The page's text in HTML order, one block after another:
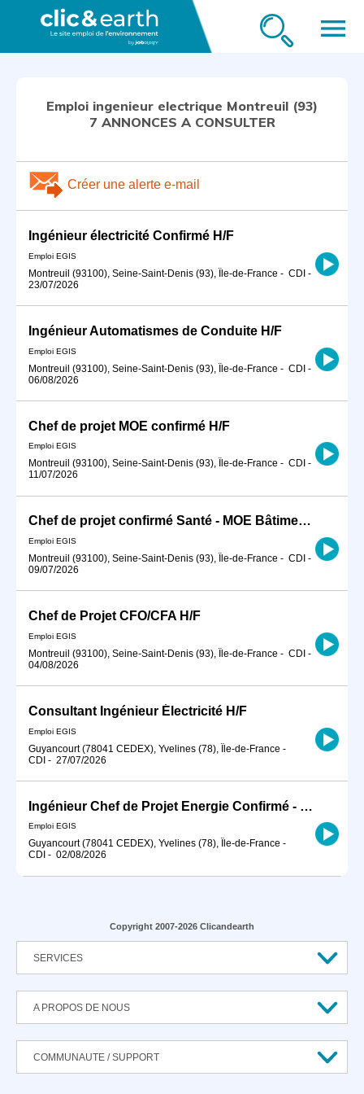
menu
Emploi ingenieur electrique Montreuil (93)
7 ANNONCES A CONSULTER
Créer une alerte e-mail
Ingénieur électricité Confirmé H/F
Emploi EGIS
Montreuil (93100), Seine-Saint-Denis (93), Île-de-France - CDI -
23/07/2026
Ingénieur Automatismes de Conduite H/F
Emploi EGIS
Montreuil (93100), Seine-Saint-Denis (93), Île-de-France - CDI -
06/08/2026
Chef de projet MOE confirmé H/F
Emploi EGIS
Montreuil (93100), Seine-Saint-Denis (93), Île-de-France - CDI -
11/07/2026
Chef de projet confirmé Santé - MOE Bâtiment H/F
Emploi EGIS
Montreuil (93100), Seine-Saint-Denis (93), Île-de-France - CDI -
09/07/2026
Chef de Projet CFO/CFA H/F
Emploi EGIS
Montreuil (93100), Seine-Saint-Denis (93), Île-de-France - CDI -
04/08/2026
Consultant Ingénieur Électricité H/F
Emploi EGIS
Guyancourt (78041 CEDEX), Yvelines (78), Île-de-France -
CDI - 27/07/2026
Ingénieur Chef de Projet Energie Confirmé - HT / BT - H/F
Emploi EGIS
Guyancourt (78041 CEDEX), Yvelines (78), Île-de-France -
CDI - 02/08/2026
Copyright 2007-2026 Clicandearth
SERVICES
A PROPOS DE NOUS
COMMUNAUTE / SUPPORT